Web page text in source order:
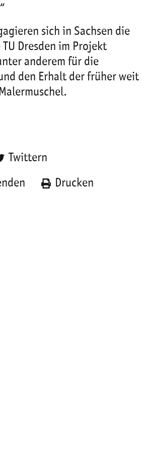
sich in Sachsen die
TU Dresden im Projekt
anderem für die
den Erhalt der früher weit
Twittern
Drucken